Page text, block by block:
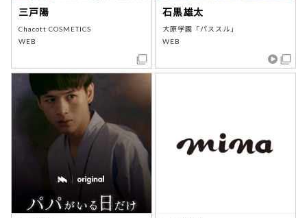
三戸陽
Chacott COSMETICS
WEB
石黒雄太
大原学園「パススル」
WEB